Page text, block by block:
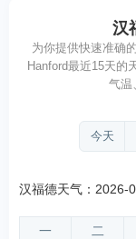
汉
为你提供快速准确
Hanford最近15天的
气温
今天
汉福德天气：2026-
一 二